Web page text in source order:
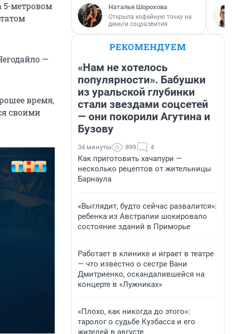
5-метровом
—
время,
своими
Наталья Шорохова
Открыла кофейную точку на
деньги соцразвития
РЕКОМЕНДУЕМ
«Нам не хотелось
популярности». Бабушки
из уральской глубинки
стали звездами соцсетей
— они покорили Агутина и
Бузову
34 минуты 899 4
Как приготовить хачапури —
несколько рецептов от жительницы
Барнаула
«Выглядит, будто сейчас развалится»:
ребенка из Австралии шокировало
состояние зданий в Приморье
Работает в клинике и играет в театре
— что известно о сестре Вани
Дмитриенко, оскандалившейся на
концерте в «Лужниках»
«Плохо, как никогда до этого»:
таролог о судьбе Кузбасса и его
жителей в августе